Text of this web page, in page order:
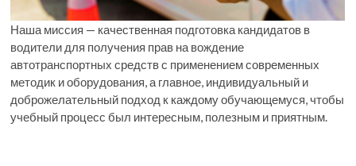
Наша миссия — качественная подготовка кандидатов в
водители для получения прав на вождение
автотранспортных средств с применением современных
методик и оборудования, а главное, индивидуальный и
доброжелательный подход к каждому обучающемуся, чтобы
учебный процесс был интересным, полезным и приятным.